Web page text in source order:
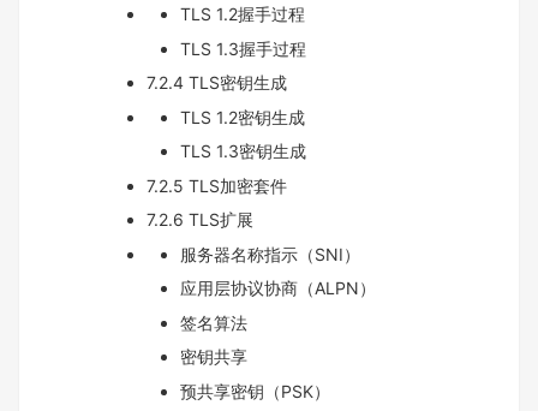
TLS 1.2握手过程
TLS 1.3握手过程
7.2.4 TLS密钥生成
TLS 1.2密钥生成
TLS 1.3密钥生成
7.2.5 TLS加密套件
7.2.6 TLS扩展
服务器名称指示（SNI）
应用层协议协商（ALPN）
签名算法
密钥共享
预共享密钥（PSK）